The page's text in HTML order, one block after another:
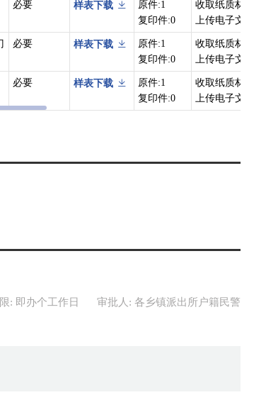
必要 样表下载
原件:1
复印件:0
收取纸质材料、
上传电子文件
必要 样表下载
原件:1
复印件:0
收取纸质材料、
上传电子文件
必要 样表下载
原件:1
复印件:0
收取纸质材料、
上传电子文件
: 即办个工作日 审批人: 各乡镇派出所户籍民警